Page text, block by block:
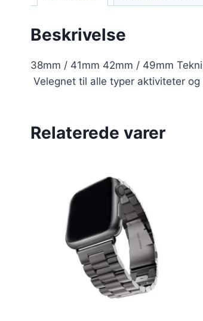
Beskrivelse
38mm / 41mm 42mm / 49mm
Velegnet til alle typer aktiviteter
Relaterede varer